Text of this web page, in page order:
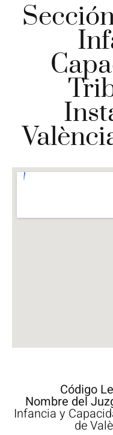
Código
Nombre del
Infancia y
de